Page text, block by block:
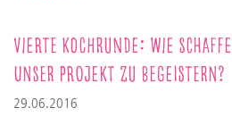
Vierte Kochrunde: Wie
unser Projekt zu begeistern?
29.06.2016